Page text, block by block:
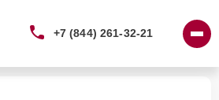
+7 (844) 261-32-21